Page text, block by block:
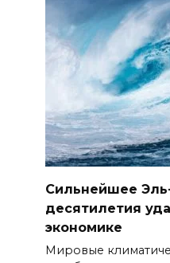
Сильнейшее
десятилетия
экономике
Мировые